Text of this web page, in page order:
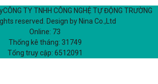
CÔNG TY TNHH CÔNG NGHỆ TỰ ĐỘNG TRƯỜNG
reserved. Design by Nina Co.,Ltd
Online: 73
Thống kê tháng: 31749
Tổng truy cập: 6512091